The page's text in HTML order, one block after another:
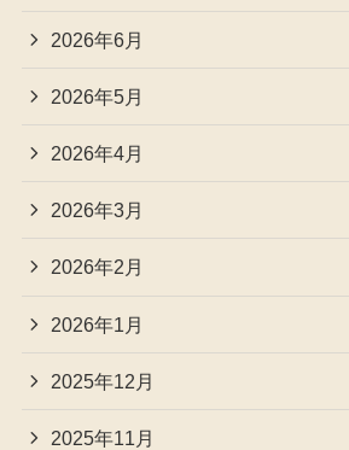
2026年6月
2026年5月
2026年4月
2026年3月
2026年2月
2026年1月
2025年12月
2025年11月